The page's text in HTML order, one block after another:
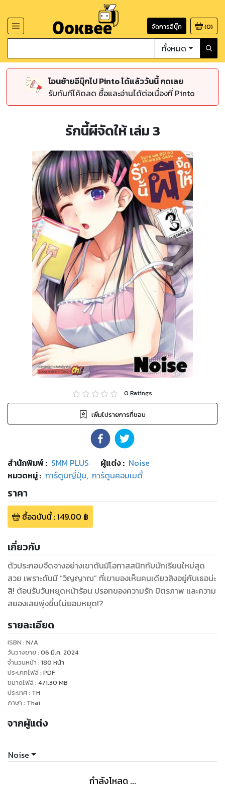
จัดการอีบุ๊ก (0)
ทั้งหมด
โอนย้ายอีบุ๊กไป Pinto ได้แล้ววันนี้ กดเลย
รับทันทีโค้ดลด ซื้อและอ่านได้ต่อเนื่องที่ Pinto
รักนี้ผีจัดให้ เล่ม 3
0 Ratings
เพิ่มไปรายการที่ชอบ
สำนักพิมพ์: SMM PLUS ผู้แต่ง : Noise
หมวดหมู่: การ์ตูนญี่ปุ่น, การ์ตูนคอมเมดี้
ราคา
ซื้อฉบับนี้:149.00 ฿
เกี่ยวกับ
ตัวประกอบจืดจางอย่างเขาดันมีโอกาสสนิทกับนักเรียนใหม่สุด
สวย เพราะดันมี “วิญญาณ” ที่เขามองเห็นคนเดียวสิงอยู่กับเธอน่ะ
สิ! ต้อนรับวันหยุดหน้าร้อน ปรอทของความรัก มิตรภาพ และความ
สยองเลยพุ่งขึ้นไม่ยอมหยุด!?
รายละเอียด
ISBN : N/A
วันวางขาย : 06 มี.ค. 2024
จำนวนหน้า : 180 หน้า
ประเภทไฟล์: PDF
ขนาดไฟล์: 471.30 MB
ประเทศ: TH
ภาษา : Thai
จากผู้แต่ง
Noise
กำลังโหลด ...